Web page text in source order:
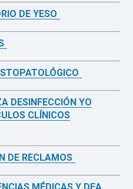
DE YESO
DESINFECCIÓN YO
CLÍNICOS
DE RECLAMOS